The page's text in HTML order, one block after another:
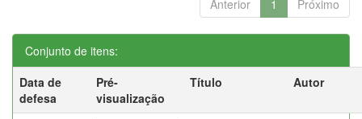
Anterior 1 Próximo
Conjunto de itens:
Data de
defesa
Pré-
visualização
Título Autor